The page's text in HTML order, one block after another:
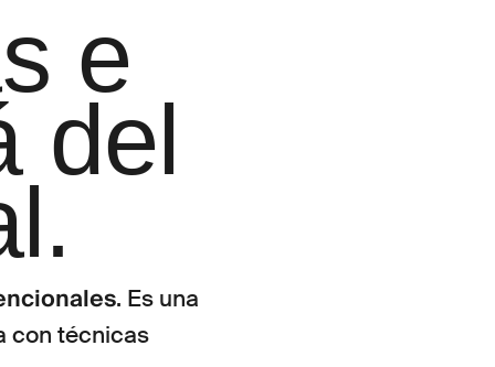
e
del
. Es una
con técnicas